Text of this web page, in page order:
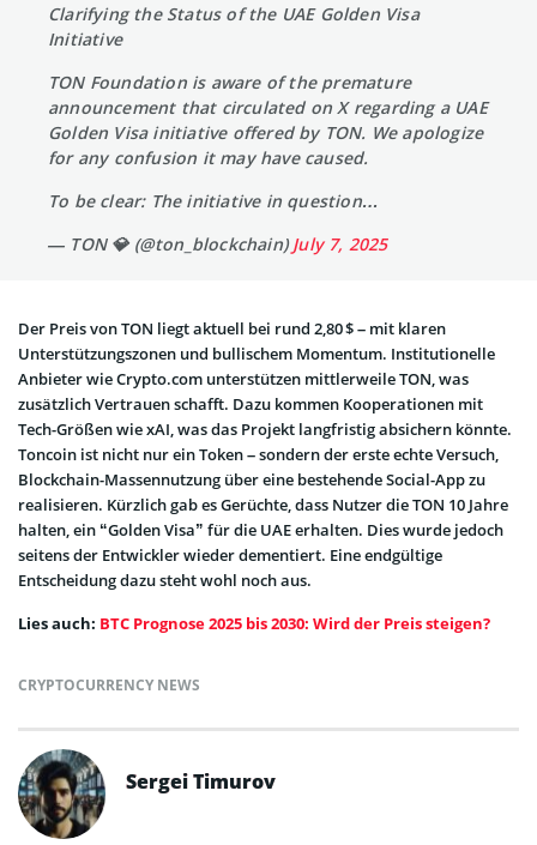
Clarifying the Status of the UAE Golden Visa
Initiative
TON Foundation is aware of the premature
announcement that circulated on X regarding a UAE
Golden Visa initiative offered by TON. We apologize
for any confusion it may have caused.
To be clear: The initiative in question…
— TON 💎 (@ton_blockchain)July 7, 2025
Der Preis von TON liegt aktuell bei rund 2,80 $ – mit klaren
Unterstützungszonen und bullischem Momentum. Institutionelle
Anbieter wie Crypto.com unterstützen mittlerweile TON, was
zusätzlich Vertrauen schafft. Dazu kommen Kooperationen mit
Tech-Größen wie xAI, was das Projekt langfristig absichern könnte.
Toncoin ist nicht nur ein Token – sondern der erste echte Versuch,
Blockchain-Massennutzung über eine bestehende Social-App zu
realisieren. Kürzlich gab es Gerüchte, dass Nutzer die TON 10 Jahre
halten, ein “Golden Visa” für die UAE erhalten. Dies wurde jedoch
seitens der Entwickler wieder dementiert. Eine endgültige
Entscheidung dazu steht wohl noch aus.
Lies auch: BTC Prognose 2025 bis 2030: Wird der Preis steigen?
CRYPTOCURRENCY NEWS
Sergei Timurov